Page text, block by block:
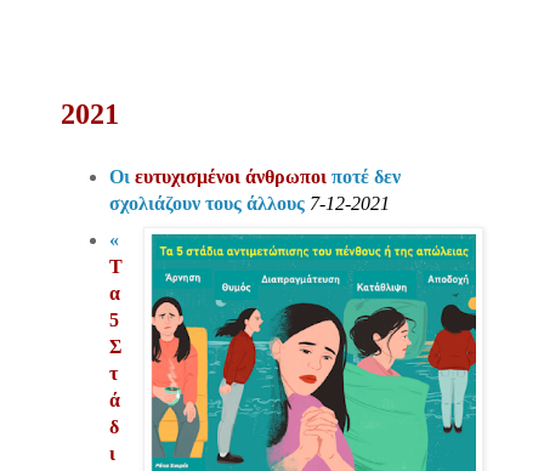
2021
Οι ευτυχισμένοι άνθρωποιποτέ δεν
σχολιάζουν τους άλλους7-12-2021
«
Τ
α
5
Σ
τ
ά
δ
ι